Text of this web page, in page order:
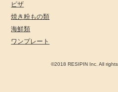
ピザ
焼き粉もの類
海鮮類
ワンプレート
©2018 RESIPIN Inc. All